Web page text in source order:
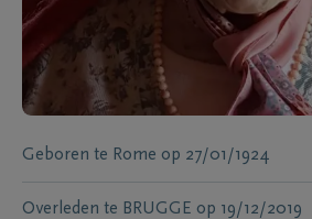
Geboren te Rome op 27/01/1924
Overleden te BRUGGE op 19/12/2019